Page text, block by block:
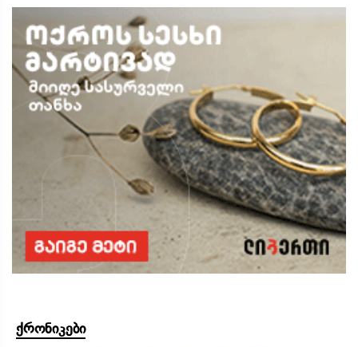
ქრონიკები